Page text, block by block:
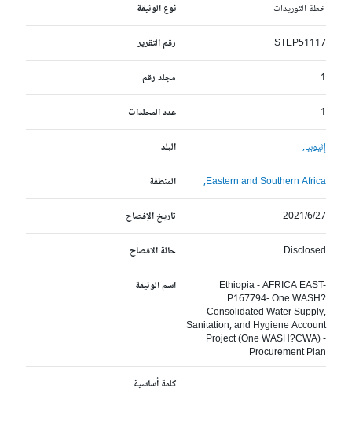
نوع الوثيقة خطة التوريدات
رقم التقرير STEP51117
مجلد رقم
عدد المجلدات
البلد إثيوبيا,
المنطقة Eastern and Southern Africa,
تاريخ الإفصاح 2021/6/27
حالة الافصاح Disclosed
اسم الوثيقة
Ethiopia - AFRICA EAST-
P167794- One WASH?
Consolidated Water Supply,
Sanitation, and Hygiene Account
Project (One WASH?CWA) -
Procurement Plan
كلمة أساسية